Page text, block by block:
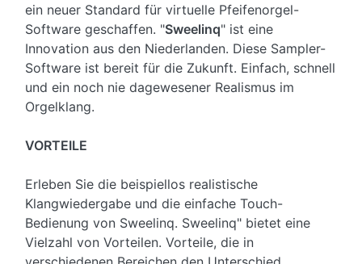
ein neuer Standard für virtuelle Pfeifenorgel-
Software geschaffen. "Sweelinq" ist eine
Innovation aus den Niederlanden. Diese Sampler-
Software ist bereit für die Zukunft. Einfach, schnell
und ein noch nie dagewesener Realismus im
Orgelklang.
VORTEILE
Erleben Sie die beispiellos realistische
Klangwiedergabe und die einfache Touch-
Bedienung von Sweelinq. Sweelinq" bietet eine
Vielzahl von Vorteilen. Vorteile, die in